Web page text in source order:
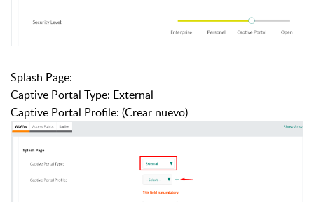
Splash Page:
Captive Portal Type: External
Captive Portal Profile: (Crear nuevo)